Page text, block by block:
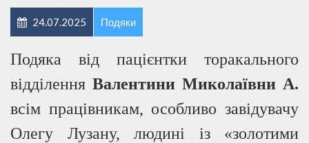
24.07.2025 Подяки
Подяка від пацієнтки торакального
відділення Валентини Миколаївни А.
всім працівникам, особливо завідувачу
Олегу Лузану, людині із «золотими